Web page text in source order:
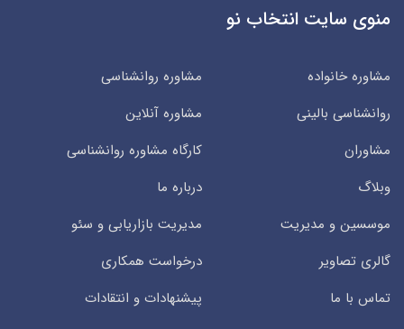
منوی سایت انتخاب نو
مشاوره خانواده
مشاوره روانشناسی
روانشناسی بالینی
مشاوره آنلاین
مشاوران
کارگاه مشاوره روانشناسی
وبلاگ
درباره ما
موسسین و مدیریت
مدیریت بازاریابی و سئو
گالری تصاویر
درخواست همکاری
تماس با ما
پیشنهادات و انتقادات